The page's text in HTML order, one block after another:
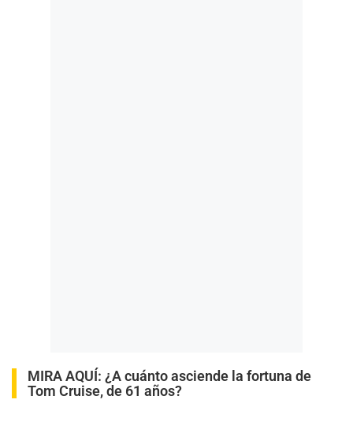
MIRA AQUÍ: ¿A cuánto asciende la fortuna de
Tom Cruise, de 61 años?